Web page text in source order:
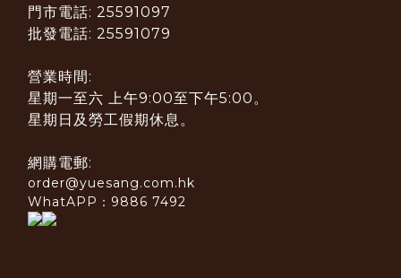
門市電話: 25591097
批發電話: 25591079
營業時間:
星期一至六 上午9:00至下午5:00。
星期日及勞工假期休息。
網購電郵:
order@yuesang.com.hk
WhatAPP：9886 7492